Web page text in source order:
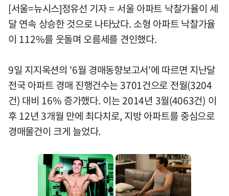
[서울=뉴시스]정유선 기자 = 서울 아파트 낙찰가율이 세
달 연속 상승한 것으로 나타났다. 소형 아파트 낙찰가율
이 112%를 웃돌며 오름세를 견인했다.
9일 지지옥션의 '6월 경매동향보고서'에 따르면 지난달
전국 아파트 경매 진행건수는 3701건으로 전월(3204
건) 대비 16% 증가했다. 이는 2014년 3월(4063건) 이
후 12년 3개월 만에 최다치로, 지방 아파트를 중심으로
경매물건이 크게 늘었다.